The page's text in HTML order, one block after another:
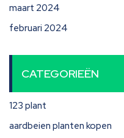
maart 2024
februari 2024
CATEGORIEËN
123 plant
aardbeien planten kopen